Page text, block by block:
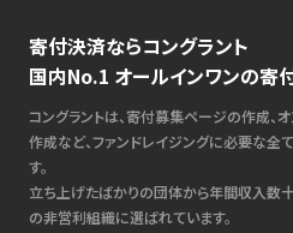
寄付決済ならコングラント
国内No.1 オールインワンの寄
コングラントは、寄付募集ページの作成、
作成など、ファンドレイジングに必要な全
す。
立ち上げたばかりの団体から年間収入数
の非営利組織に選ばれています。